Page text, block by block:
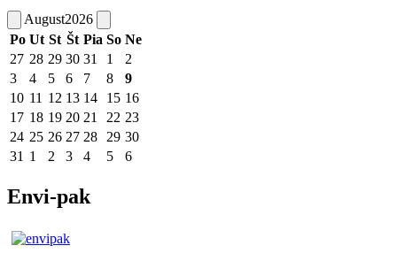
August2026
Po Ut St Št Pia So Ne
27 28 29 30 31 1
2
3
4 5 6 7 8
9
10 11 12 13 14 15 16
17 18 19 20 21 22 23
24 25 26 27 28 29 30
31 1 2 3 4 5 6
Envi-pak